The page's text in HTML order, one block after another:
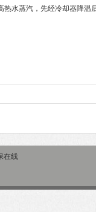
蒸汽，先经冷却器降温
在线